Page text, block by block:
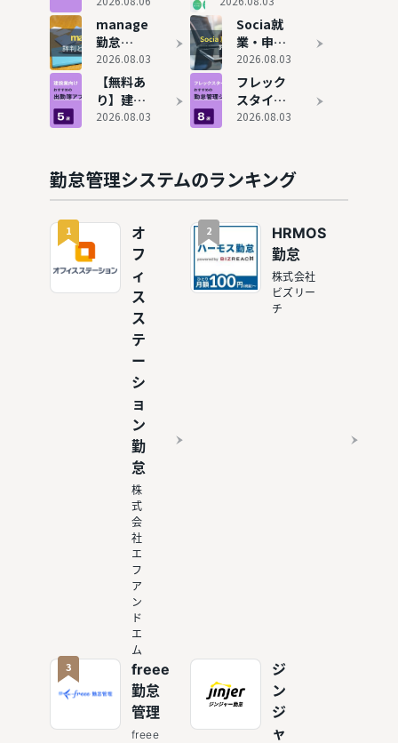
ステムお
すすめ15
選！タイ
プ別に解
説
75個の勤怠
管理システ
ムを使って
わかった本
当のおすす
manage
勤怠
（旧：
Manage
OZO3 勤
怠）の評
を紹介
2026.08.03
Socia就
業・申請
システム
の内容と
評判！ど
んな企業
2026.08.03
【無料あ
り】建設
業向け出
め5選！
エクセル
で勤怠管
理するリ
スクも解
説
2026.08.03
フレック
スタイム
対応の勤
すすめ8
選
2026.08.03
勤怠管理システムのランキング
1
オ
フ
ィ
ス
ス
テ
ー
シ
ョ
ン
勤
怠
株
式
会
社
エ
フ
ア
ン
ド
エ
ム
2
HRMOS
勤怠
株式会社
ビズリー
チ
3
freee
勤怠
管理
freee
ジ
ン
ジ
ャ